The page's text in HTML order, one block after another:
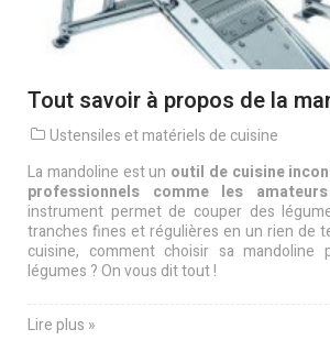
Tout savoir à propos de la
Ustensiles et matériels de cuisine
La mandoline est un outil de cuisine
professionnels comme les
instrument permet de couper des
tranches fines et régulières en un rien de
cuisine, comment choisir sa mandoline
légumes ? On vous dit tout !
Lire plus »